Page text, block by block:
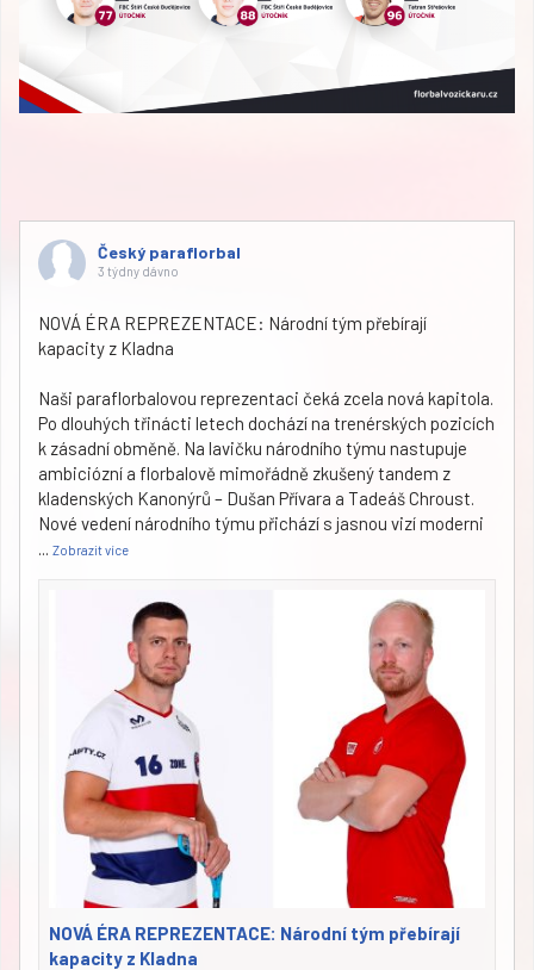
Český paraflorbal
3 týdny dávno
NOVÁ ÉRA REPREZENTACE: Národní tým přebírají
kapacity z Kladna
Naši paraflorbalovou reprezentaci čeká zcela nová kapitola.
Po dlouhých třinácti letech dochází na trenérských pozicích
k zásadní obměně. Na lavičku národního týmu nastupuje
ambiciózní a florbalově mimořádně zkušený tandem z
kladenských Kanonýrů – Dušan Přívara a Tadeáš Chroust.
Nové vedení národního týmu přichází s jasnou vizí moderni
... Zobrazit více
NOVÁ ÉRA REPREZENTACE: Národní tým přebírají
kapacity z Kladna